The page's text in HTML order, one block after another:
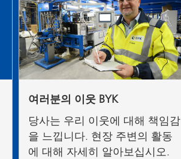
여러분의 이웃 BYK
당사는 우리 이웃에 대해 책임감
을 느낍니다. 현장 주변의 활동
에 대해 자세히 알아보십시오.